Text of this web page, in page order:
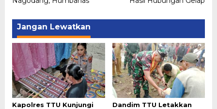
Jangan Lewatkan
Kapolres TTU Kunjungi
Dandim TTU Letakkan